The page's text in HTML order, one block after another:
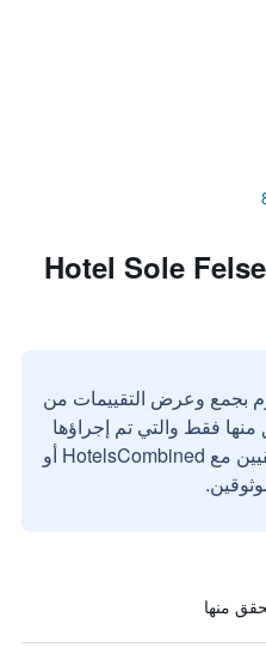
بجمع وعرض التقييمات من
فقط والتي تم إجراؤها
بواسطة مستخدمين حقيقيين مع HotelsCombined أو